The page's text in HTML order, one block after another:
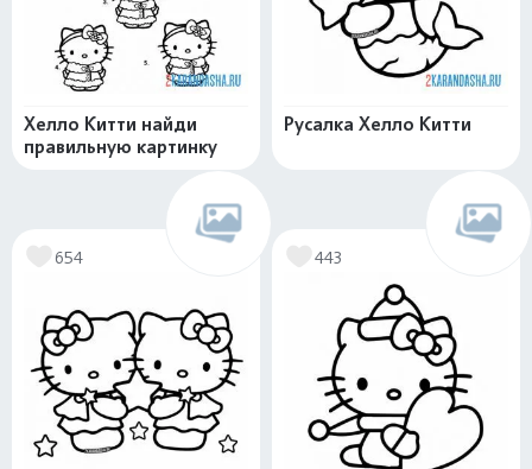
Хелло Китти найди
правильную картинку
Русалка Хелло Китти
654 443